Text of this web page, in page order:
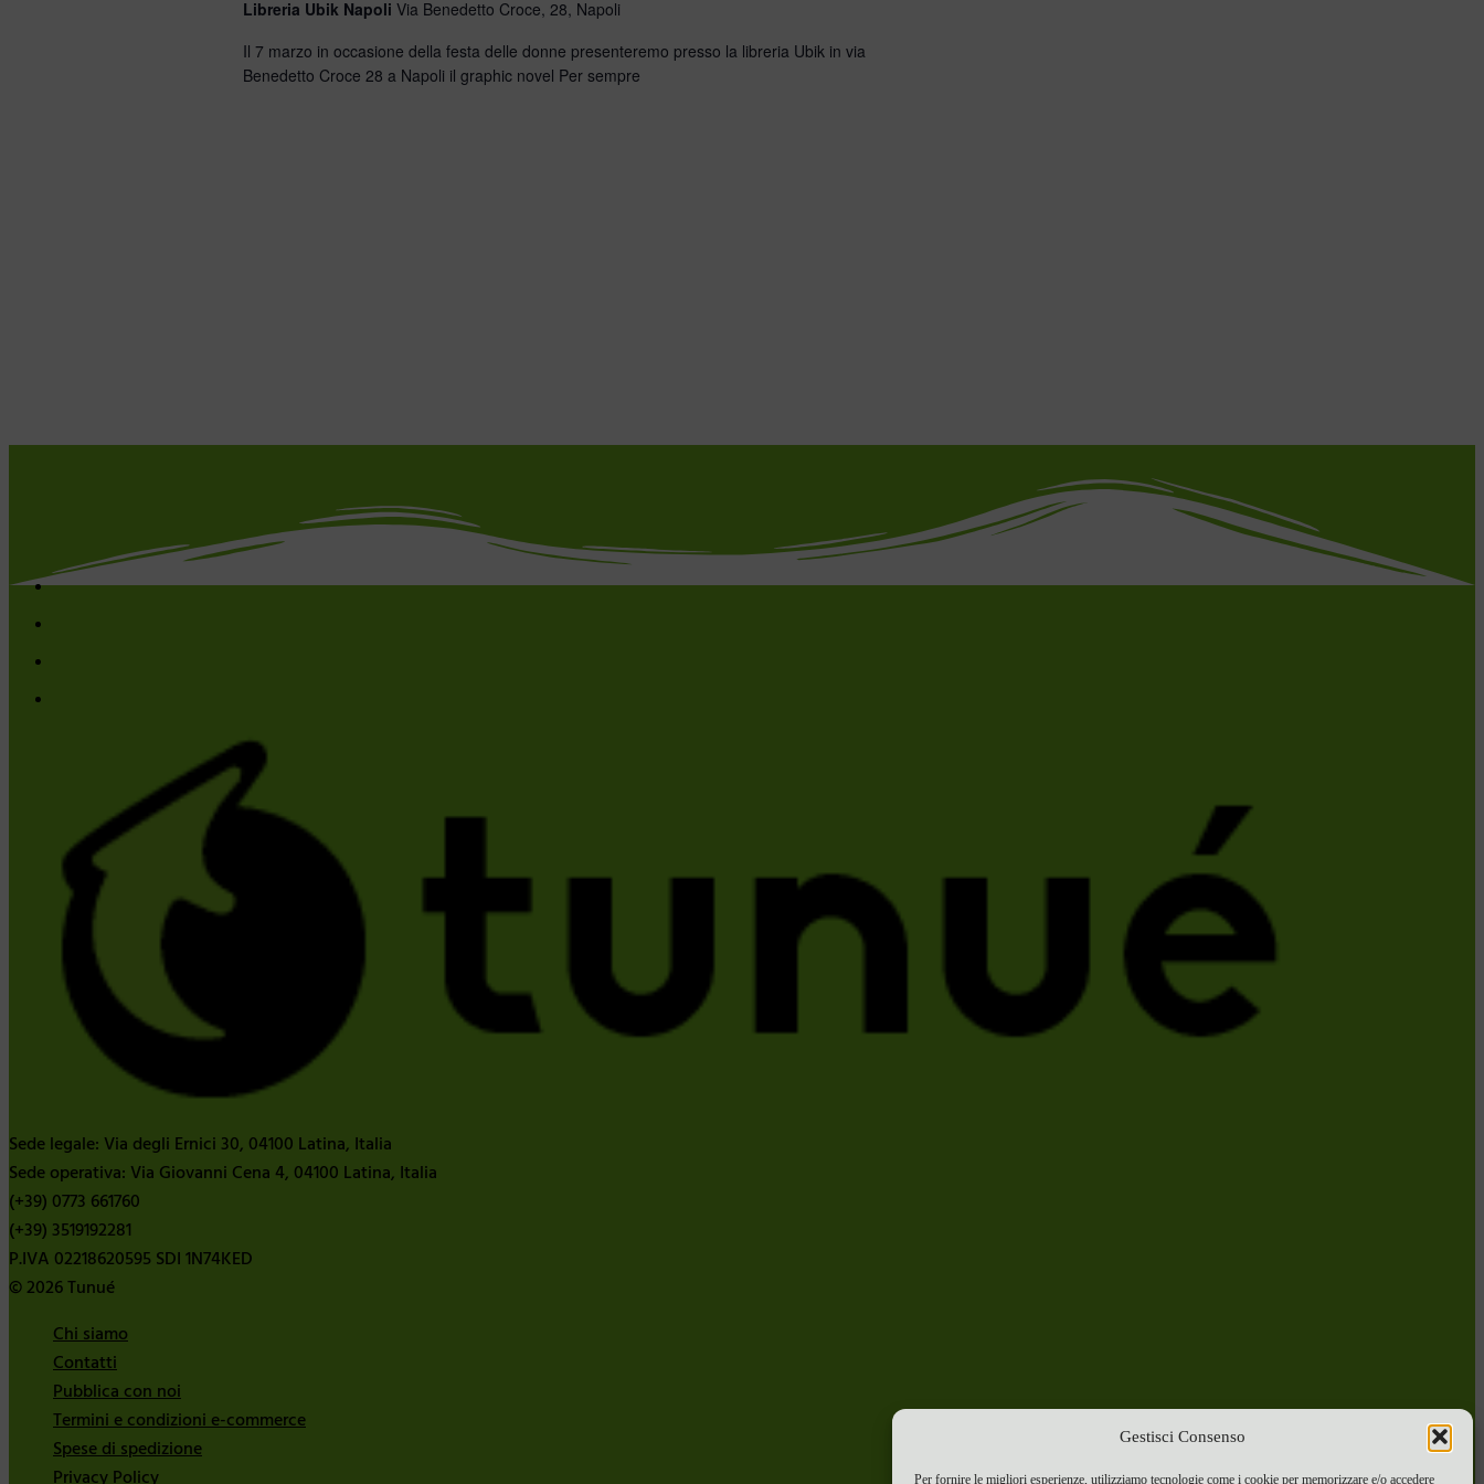
Gestisci Consenso
Per fornire le migliori esperienze, utilizziamo tecnologie come i cookie per memorizzare e/o accedere
Libreria Ubik Napoli Via Benedetto Croce, 28, Napoli
Il 7 marzo in occasione della festa delle donne presenteremo presso la libreria Ubik in via
Benedetto Croce 28 a Napoli il graphic novel Per sempre
Sede legale: Via degli Ernici 30, 04100 Latina, Italia
Sede operativa: Via Giovanni Cena 4, 04100 Latina, Italia
(+39) 0773 661760
(+39) 3519192281
P.IVA 02218620595 SDI 1N74KED
© 2026 Tunué
Chi siamo
Contatti
Pubblica con noi
Termini e condizioni e-commerce
Spese di spedizione